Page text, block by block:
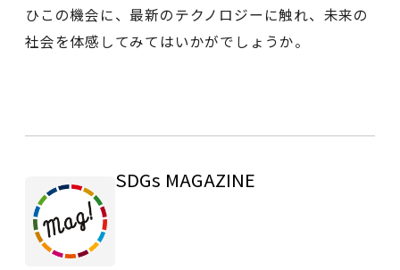
ひこの機会に、最新のテクノロジーに触れ、未来の
社会を体感してみてはいかがでしょうか。
SDGs MAGAZINE